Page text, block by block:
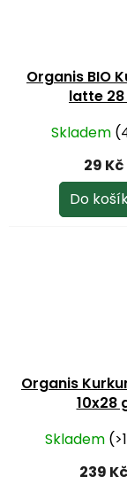
Organis BIO
latte
Skladem
29 Kč
Do
Organis
10x28
Skladem
239 Kč